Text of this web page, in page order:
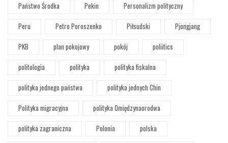
Państwo Środka
Pekin
Personalizm polityczny
Peru
Petro Poroszenko Piłsudski
Pjongjang
PKB
plan pokojowy pokój
poliitics
politologia
polityka
polityka fiskalna
polityka jednego państwa
polityka jednych Chin
Polityka migracyjna
polityka Omiędzynaorodwa
polityka zagraniczna
Polonia
polska